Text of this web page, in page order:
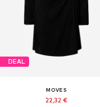
DEAL
MOVES
22,32 €